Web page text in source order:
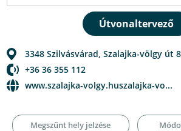
3348 Szilvásvárad ,Szalajka-völgy út 8
+36 36 355 112
www.szalajka-volgy.huszalajka-vo...
Megszűnt hely jelzése